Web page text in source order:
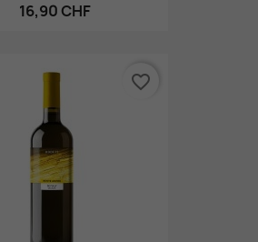
16,90 CHF
favorite_border